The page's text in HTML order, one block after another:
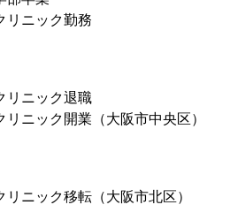
リニック勤務
リニック退職
リニック開業（大阪市中央区）
リニック移転（大阪市北区）